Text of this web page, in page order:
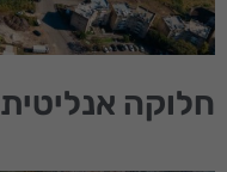
חלוקה אנליטית